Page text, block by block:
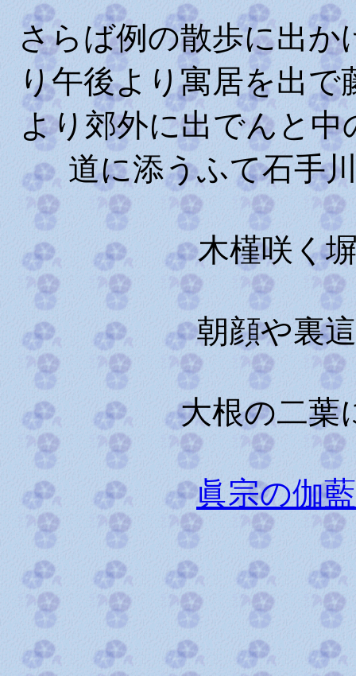
さらば例の散歩に出
り午後より寓居を出
より郊外に出でんと
道に添うふて石手
木槿咲く
朝顔や裏
大根の二葉
眞宗の伽
藥